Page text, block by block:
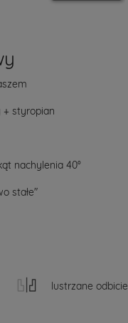
styropian
nachylenia 40°
stałe"
lustrzane odbicie